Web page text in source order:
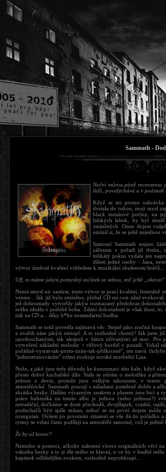
Sammath -
Noční můrou páně recenzenta
židli, povzdychává a v podstatě
Když se mi promo nahrávka
dostala do rukou, moji mysl
black metalové počiny, na
lidských lebek, by byl téměř
zmíněných. Onen dojem
umínil si, že se ještě nejednou
Samotní Sammath nejsou
zářezem v pořadí již třetím,
tolikátý pokus vydala jen
dílem jedné osoby - Jana,
výtvor úměrně kvalitní vzhledem k muzikální zkušenosti hráčů...
Uff, to máme jakýsi pomyslný začátek za sebou, teď ještě „okecat“
Nemá smysl nic zastírat, tento výtvor je prací kvalitní, řemeslně
vezme... Jak již bylo zmíněno, přebal CD mi cosi silně
jež dohromady vytvořily jakýsi rozmazaný předobraz
svého ideálu v podobě boha. Zdání dokonalosti je však iluze, to,
tisk na CD a... díky b*hu nestandartní hudba.
Sammath se totiž povedla zajímavá věc. Stejně jako zručná
a uvařili nám jakýsi eintopf. A to rozhodně chutný! Jak jsem
oposlouchanými, tak alespoň v žánru užívanými až moc. Pro
vytvoření základní melodie + riffový bordel v pozadí. Vokál
pořádně-vysrat-tak-proto-zním-tak-přiškrceně", ten navíc
"jednostrunováním" velmi evokuje norské morbidní Ljaa.
Nuže, a jaké jsou tedy důvody ke konzumaci této kaše, když
přesto dobré kuchařské dílo. Stále se otírám o melodiku a
jednou z deviz, protože jsou velkým tahounem, v tomto
atmosférické. Sammath pracují s náladami poměrně dobře a
zkrátka hezky. Dalším výrazným znakem a plusem jsou bicí a
práce bubeníka na tomto albu je jednou (nebo jedinou?)
netradiční, dočkáme se dosti přechodů, dvojšlapek, crashů,
posluchačů býti spíše mínus, neboť se na první dojem může
orangutan. Ovšem po prvotním zmatení se vše dá do pořádku
rytmy se velmi často podílejí na atmosféře samotné, což je jedině
Že by už konec?
Nemohu si pomoci, ačkoliv nalezení vícero originálních věcí
vskutku hezky a to je dle mého to hlavní, o co by v hudbě
kapánek odlišnějším zvukem, rozhodně neprohloupí...